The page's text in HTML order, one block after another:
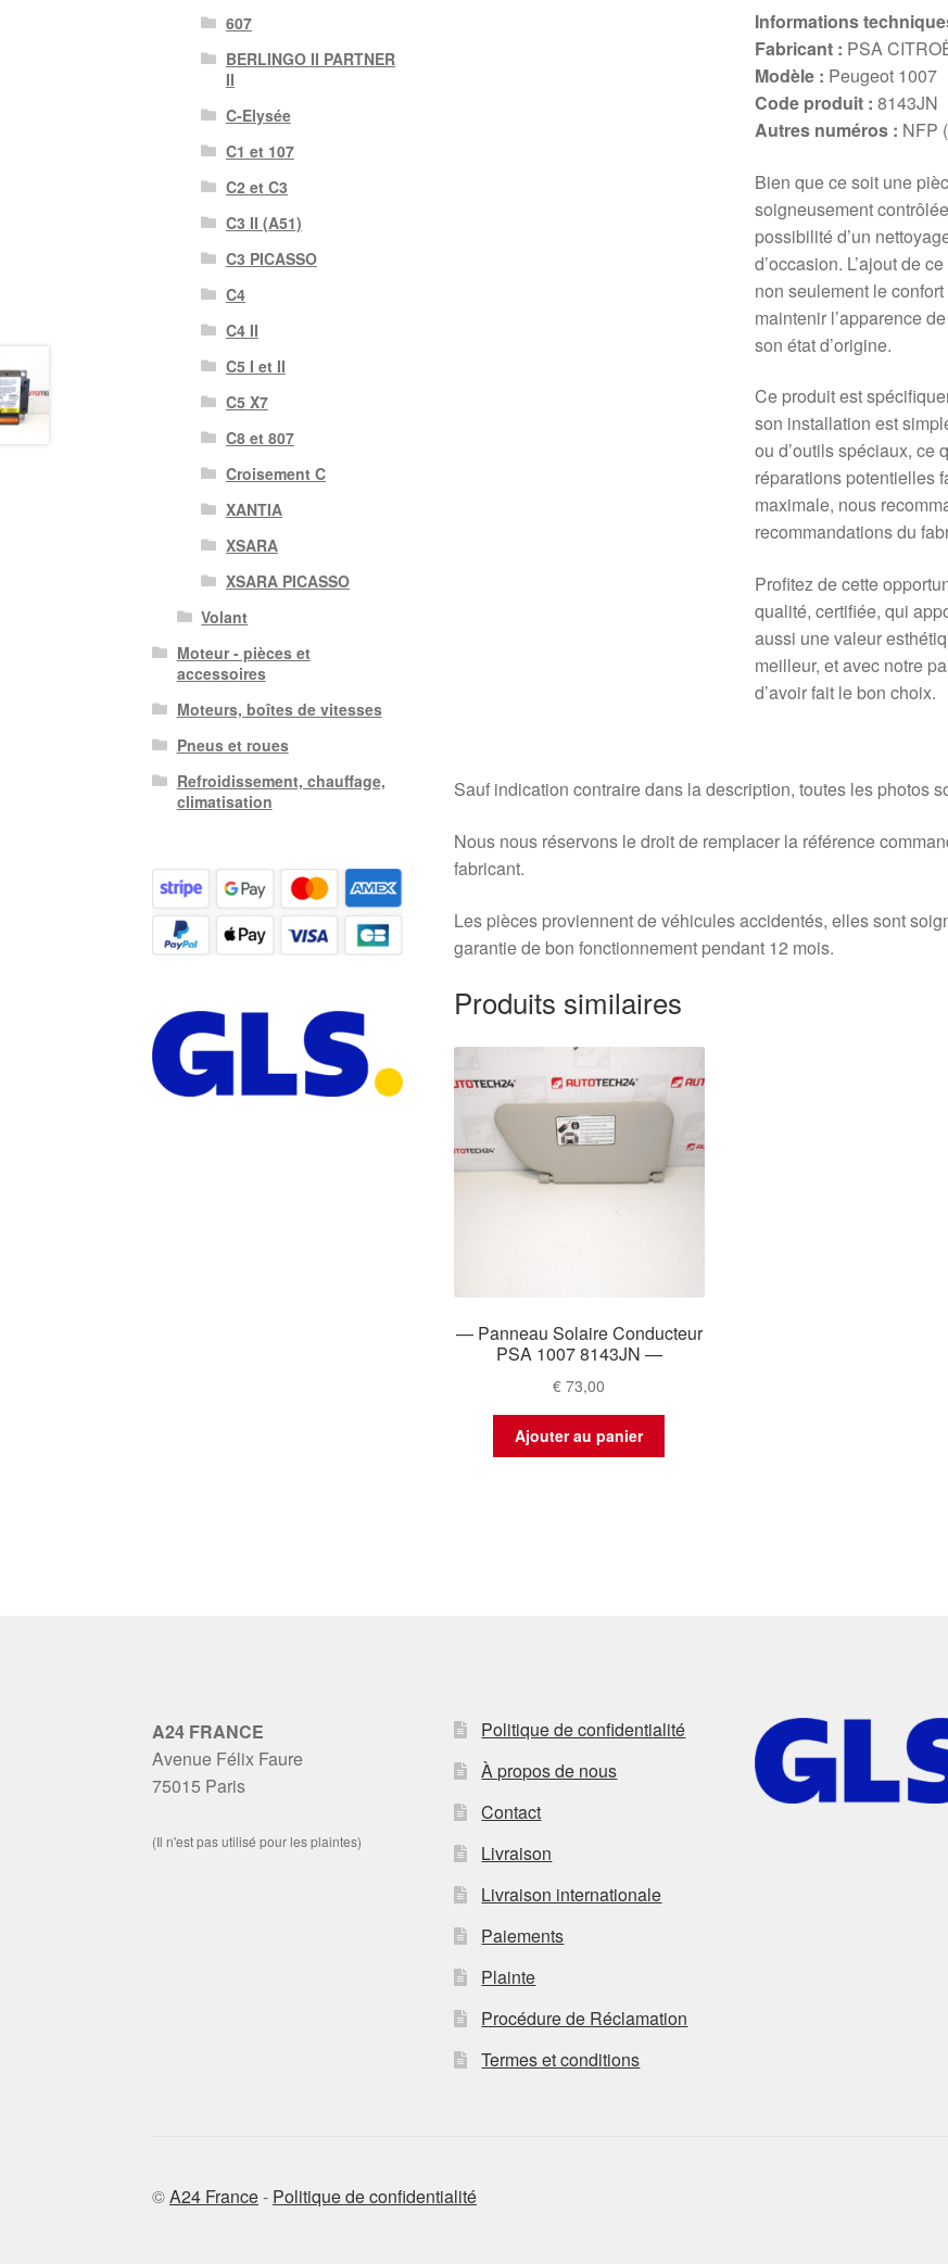
Informations
Fabricant : PSA
Modèle : Peugeot 1007
Code produit : 8143JN
Autres numéros : NFP
Bien que ce soit une
soigneusement
possibilité d’un
d’occasion. L’ajout de
non seulement le
maintenir l’apparence
son état d’origine.
Ce produit est
son installation est
ou d’outils spéciaux, ce
réparations potentielles
maximale, nous
recommandations du
Profitez de cette
qualité, certifiée, qui
aussi une valeur
meilleur, et avec notre
d’avoir fait le bon choix.
Sauf indication contraire dans la description, toutes les photos
Nous nous réservons le droit de remplacer la référence
fabricant.
Les pièces proviennent de véhicules accidentés, elles sont
garantie de bon fonctionnement pendant 12 mois.
Produits similaires
— Panneau Solaire Conducteur
PSA 1007 8143JN —
€ 73,00
Ajouter au panier
607
BERLINGO II PARTNER
II
C-Elysée
C1 et 107
C2 et C3
C3 II (A51)
C3 PICASSO
C4
C4 II
C5 I et II
C5 X7
C8 et 807
Croisement C
XANTIA
XSARA
XSARA PICASSO
Volant
Moteur - pièces et
accessoires
Moteurs, boîtes de vitesses
Pneus et roues
Refroidissement, chauffage,
climatisation
A24 FRANCE
Avenue Félix Faure
75015 Paris
(Il n'est pas utilisé pour les plaintes)
Politique de confidentialité
À propos de nous
Contact
Livraison
Livraison internationale
Paiements
Plainte
Procédure de Réclamation
Termes et conditions
©A24 France- Politique de confidentialité